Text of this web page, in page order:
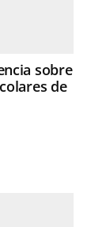
sobre
de